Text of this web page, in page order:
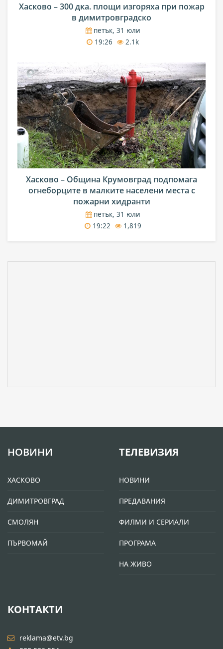
Хасково – 300 дка. площи изгоряха при пожар
в димитровградско
петък, 31 юли
19:26
2.1k
Хасково – Община Крумовград подпомага
огнеборците в малките населени места с
пожарни хидранти
петък, 31 юли
19:22
1,819
НОВИНИ
ХАСКОВО
ДИМИТРОВГРАД
СМОЛЯН
ПЪРВОМАЙ
ТЕЛЕВИЗИЯ
НОВИНИ
ПРЕДАВАНИЯ
ФИЛМИ И СЕРИАЛИ
ПРОГРАМА
НА ЖИВО
КОНТАКТИ
reklama@etv.bg